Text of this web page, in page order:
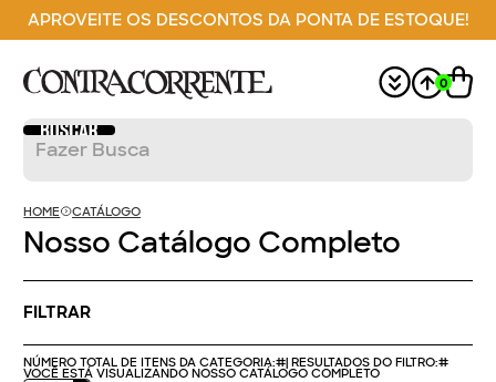
APROVEITE OS DESCONTOS DA PONTA DE ESTOQUE!
0
HOME CATÁLOGO
Nosso Catálogo Completo
FILTRAR
NÚMERO TOTAL DE ITENS DA CATEGORIA:#| RESULTADOS DO FILTRO:#
VOCÊ ESTÁ VISUALIZANDO NOSSO CATÁLOGO COMPLETO